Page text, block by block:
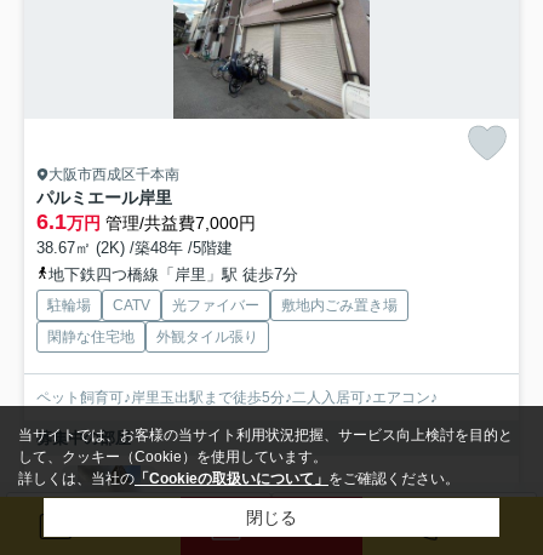
大阪市西成区千本南
パルミエール岸里
6.1万円 管理/共益費7,000円
38.67㎡ (2K) /築48年 /5階建
地下鉄四つ橋線「岸里」駅 徒歩7分
駐輪場 CATV 光ファイバー
敷地内ごみ置き場
閑静な住宅地
外観タイル張り
ペット飼育可♪岸里玉出駅まで徒歩5分♪二人入居可♪エアコン♪
募集中の部屋
4階
4階 / 38.67㎡ / 2K
来店予約
当サイトでは、お客様の当サイト利用状況把握、サービス向上検討を目的と
して、クッキー（Cookie）を使用しています。
詳しくは、当社の 「Cookieの取扱いについて」 をご確認ください。
閉じる